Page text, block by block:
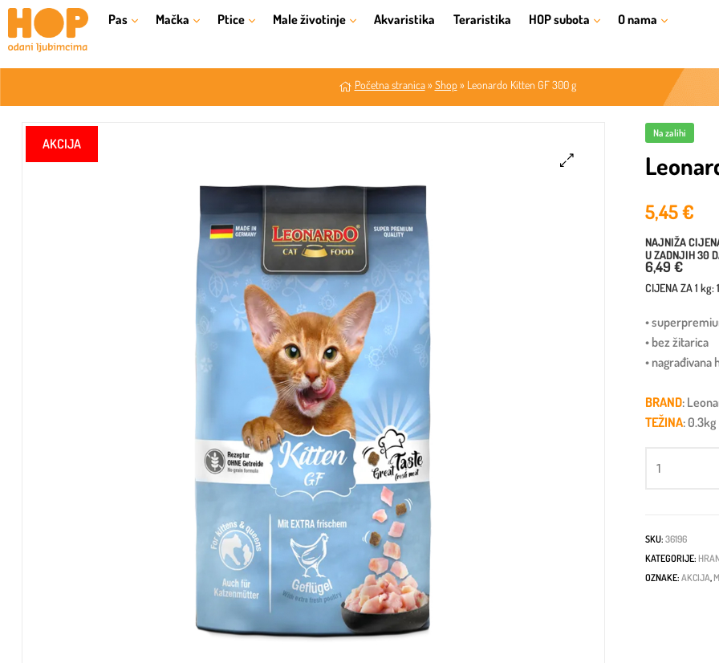
Pas Mačka Ptice Male životinje Akvaristika Teraristika HOP subota O nama
Početna stranica» Shop» Leonardo Kitten GF 300 g
Na zalihi
5,45€
NAJNIŽA
U ZADNJIH 30
6,49 €
CIJENA ZA1 kg:
•
• bez žitarica
•
BRAND:
TEŽINA: 0.3kg
SKU:36196
KATEGORIJE:
OZNAKE:AKCIJA,